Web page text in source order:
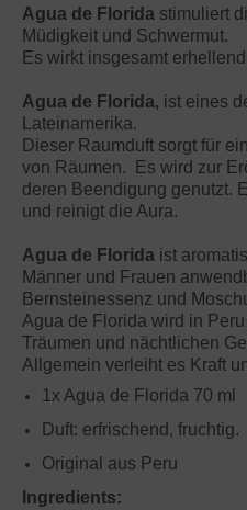
Agua de Florida stimuliert
Müdigkeit und Schwermut.
Es wirkt insgesamt
Agua de Florida, ist eines
Lateinamerika.
Dieser Raumduft sorgt für
von Räumen. Es wird zur
deren Beendigung genutzt.
und reinigt die Aura.
Agua de Florida ist
Männer und Frauen
Bernsteinessenz und
Agua de Florida wird in
Träumen und nächtlichen
Allgemein verleiht es Kraft
1x Agua de Florida 70 ml
Duft: erfrischend, fruchtig.
Original aus Peru
Ingredients: